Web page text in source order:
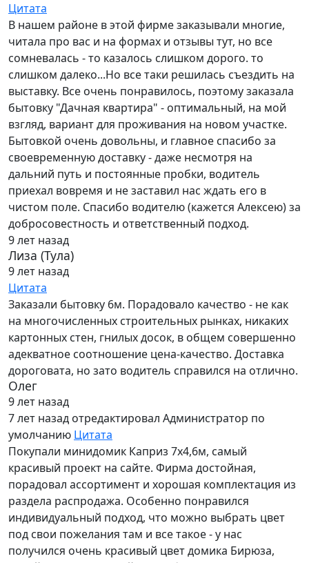
Цитата
В нашем районе в этой фирме заказывали многие,
читала про вас и на формах и отзывы тут, но все
сомневалась - то казалось слишком дорого. то
слишком далеко...Но все таки решилась съездить на
выставку. Все очень понравилось, поэтому заказала
бытовку "Дачная квартира" - оптимальный, на мой
взгляд, вариант для проживания на новом участке.
Бытовкой очень довольны, и главное спасибо за
своевременную доставку - даже несмотря на
дальний путь и постоянные пробки, водитель
приехал вовремя и не заставил нас ждать его в
чистом поле. Спасибо водителю (кажется Алексею) за
добросовестность и ответственный подход.
9 лет назад
Лиза (Тула)
9 лет назад
Цитата
Заказали бытовку 6м. Порадовало качество - не как
на многочисленных строительных рынках, никаких
картонных стен, гнилых досок, в общем совершенно
адекватное соотношение цена-качество. Доставка
дороговата, но зато водитель справился на отлично.
Олег
9 лет назад
7 лет назад отредактировал Администратор по
умолчанию Цитата
Покупали минидомик Каприз 7х4,6м, самый
красивый проект на сайте. Фирма достойная,
порадовал ассортимент и хорошая комплектация из
раздела распродажа. Особенно понравился
индивидуальный подход, что можно выбрать цвет
под свои пожелания там и все такое - у нас
получился очень красивый цвет домика Бирюза,